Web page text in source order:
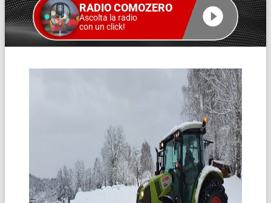
RADIO COMOZERO
Ascolta la radio
con un click!